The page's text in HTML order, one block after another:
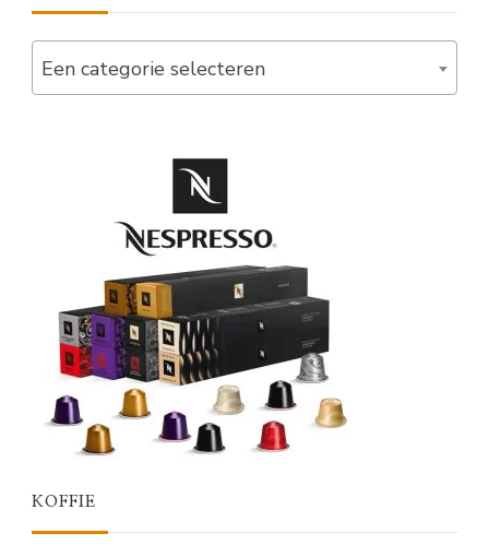
Een categorie selecteren
KOFFIE